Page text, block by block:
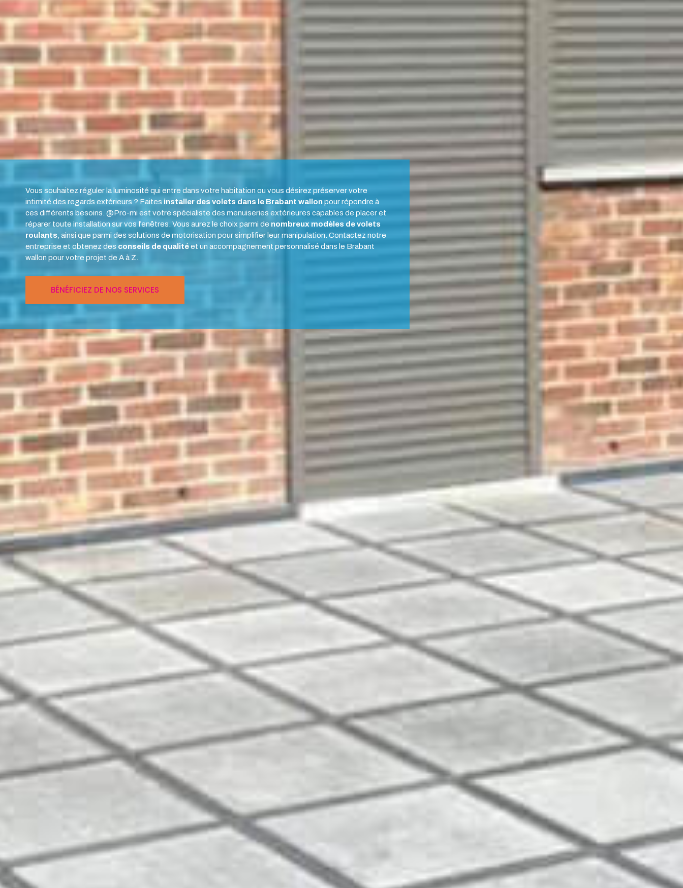
Vous souhaitez réguler la luminosité qui entre dans votre habitation ou vous désirez préserver votre
intimité des regards extérieurs ? Faites installer des volets dans le Brabant wallonpour répondre à
ces différents besoins. @Pro-mi est votre spécialiste des menuiseries extérieures capables de placer et
réparer toute installation sur vos fenêtres. Vous aurez le choix parmi de nombreux modèles devolets
roulants, ainsi que parmi des solutions de motorisation pour simplifier leur manipulation. Contactez notre
entreprise et obtenez des conseils de qualitéet un accompagnement personnalisé dans le Brabant
wallon pour votre projet de A à Z.
BÉNÉFICIEZ DE NOS SERVICES